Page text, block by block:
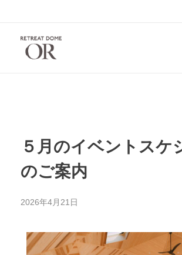
お問い合せ
５月のイベントスケ
のご案内
2026年4月21日